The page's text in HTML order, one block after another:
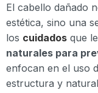
El cabello dañado
estética, sino una
los cuidados que
naturales para
enfocan en el uso
estructura y